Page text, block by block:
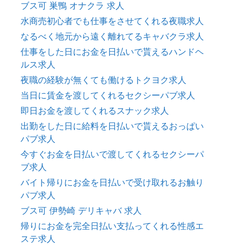
ブス可 巣鴨 オナクラ 求人
水商売初心者でも仕事をさせてくれる夜職求人
なるべく地元から遠く離れてるキャバクラ求人
仕事をした日にお金を日払いで貰えるハンドヘ
ルス求人
夜職の経験が無くても働けるトクヨク求人
当日に賃金を渡してくれるセクシーパブ求人
即日お金を渡してくれるスナック求人
出勤をした日に給料を日払いで貰えるおっぱい
パブ求人
今すぐお金を日払いで渡してくれるセクシーパ
ブ求人
バイト帰りにお金を日払いで受け取れるお触り
パブ求人
ブス可 伊勢崎 デリキャバ 求人
帰りにお金を完全日払い支払ってくれる性感エ
ステ求人